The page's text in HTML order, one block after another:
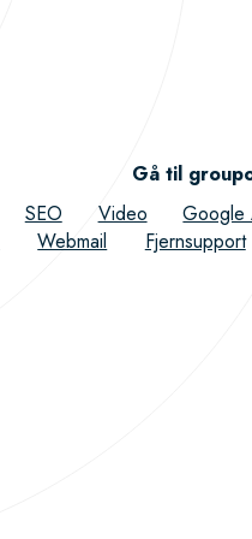
Gå til
SEO Video Google
Webmail Fjernsupport